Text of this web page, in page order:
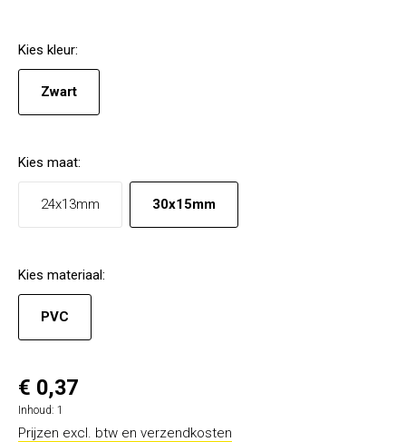
Kies kleur:
Zwart
Kies maat:
24x13mm 30x15mm
Kies materiaal:
PVC
€ 0,37
Inhoud: 1
Prijzen excl. btw en verzendkosten